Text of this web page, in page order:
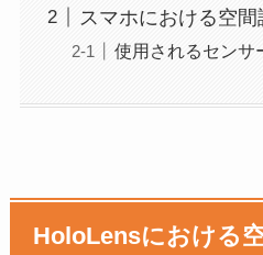
スマホにおける空間
使用されるセンサ
HoloLensにおける